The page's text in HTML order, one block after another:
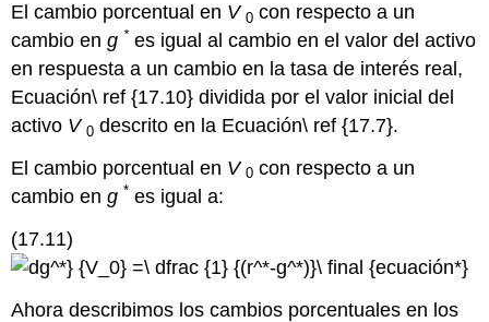
El cambio porcentual en V 0 con respecto a un
cambio eng * es igual al cambio en el valor del activo
en respuesta a un cambio en la tasa de interés real,
Ecuación\ ref {17.10} dividida por el valor inicial del
activo V 0 descrito en la Ecuación\ ref {17.7}.
El cambio porcentual en V 0 con respecto a un
cambio eng * es igual a:
(17.11)
Ahora describimos los cambios porcentuales en los